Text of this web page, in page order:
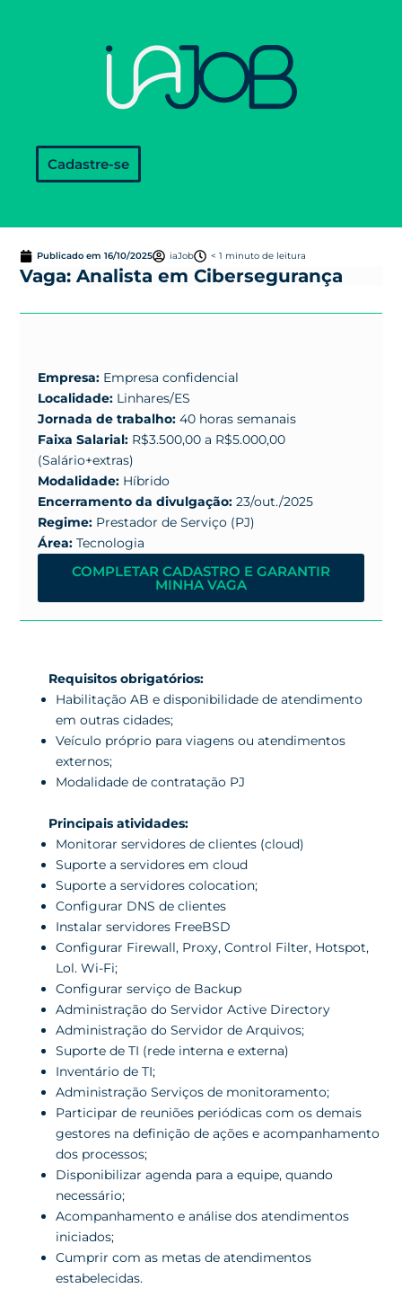
Cadastre-se
Publicado em 16/10/2025 iaJob < 1 minuto de leitura
Vaga: Analista em Cibersegurança
Empresa: Empresa confidencial
Localidade: Linhares/ES
Jornada de trabalho: 40 horas semanais
Faixa Salarial: R$3.500,00 a R$5.000,00
(Salário+extras)
Modalidade: Híbrido
Encerramento da divulgação: 23/out./2025
Regime: Prestador de Serviço (PJ)
Área: Tecnologia
COMPLETAR CADASTRO E GARANTIR
MINHA VAGA
Requisitos obrigatórios:
Habilitação AB e disponibilidade de atendimento
em outras cidades;
Veículo próprio para viagens ou atendimentos
externos;
Modalidade de contratação PJ
Principais atividades:
Monitorar servidores de clientes (cloud)
Suporte a servidores em cloud
Suporte a servidores colocation;
Configurar DNS de clientes
Instalar servidores FreeBSD
Configurar Firewall, Proxy, Control Filter, Hotspot,
Lol. Wi-Fi;
Configurar serviço de Backup
Administração do Servidor Active Directory
Administração do Servidor de Arquivos;
Suporte de TI (rede interna e externa)
Inventário de TI;
Administração Serviços de monitoramento;
Participar de reuniões periódicas com os demais
gestores na definição de ações e acompanhamento
dos processos;
Disponibilizar agenda para a equipe, quando
necessário;
Acompanhamento e análise dos atendimentos
iniciados;
Cumprir com as metas de atendimentos
estabelecidas.